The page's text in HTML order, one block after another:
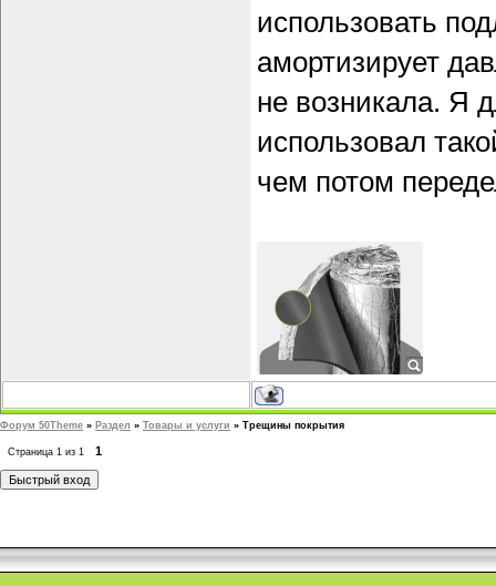
использовать
амортизирует
не возникала. Я
использовал
чем потом
Форум 50Theme » Раздел » Товары и услуги » Трещины покрытия
Страница 1 из 1 1